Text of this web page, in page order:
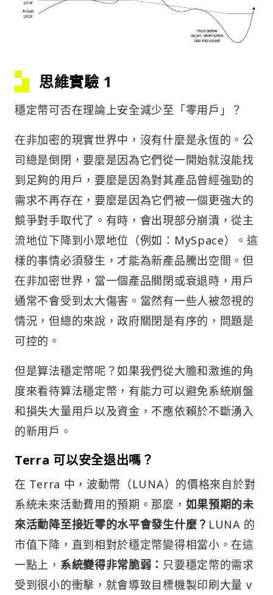
思維實驗 1
穩定幣可否在理論上安全減少至「零用戶」？
在非加密的現實世界中，沒有什麼是永恆的。公
司總是倒閉，要麼是因為它們從一開始就沒能找
到足夠的用戶，要麼是因為對其產品曾經強勁的
需求不再存在，要麼是因為它們被一個更強大的
競爭對手取代了。有時，會出現部分崩潰，從主
流地位下降到小眾地位（例如：MySpace）。這
樣的事情必須發生，才能為新產品騰出空間。但
在非加密世界，當一個產品關閉或衰退時，用戶
通常不會受到太大傷害。當然有一些人被忽視的
情況，但總的來說，政府關閉是有序的，問題是
可控的。
但是算法穩定幣呢？如果我們從大膽和激進的角
度來看待算法穩定幣，有能力可以避免系統崩盤
和損失大量用戶以及資金，不應依賴於不斷湧入
的新用戶。
Terra 可以安全退出嗎？
在 Terra 中，波動幣（LUNA）的價格來自於對
系統未來活動費用的預期。那麼， 如果預期的未
來活動降至接近零的水平會發生什麼？ LUNA 的
市值下降，直到相對於穩定幣變得相當小。在這
一點上， 系統變得非常脆弱： 只要穩定幣的需求
受到很小的衝擊，就會導致目標機製印刷大量 v